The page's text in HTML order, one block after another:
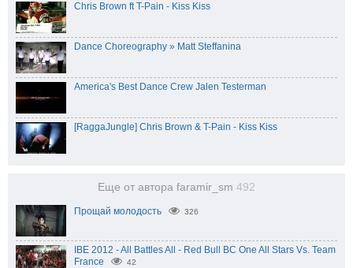
Chris Brown ft T-Pain - Kiss Kiss
Dance Choreography » Matt Steffanina
America's Best Dance Crew Jalen Testerman
[RaggaJungle] Chris Brown & T-Pain - Kiss Kiss
Еще от автора faramir_sm 492
Прощай молодость 326
IBE 2012 - All Battles All - Red Bull BC One All Stars Vs. Team
France
42